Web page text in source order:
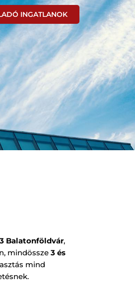
INGATLANOK
Balatonföldvár,
mindössze 3 és
mind